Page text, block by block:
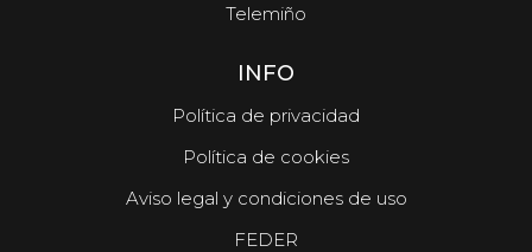
Telemiño
INFO
Política de privacidad
Política de cookies
Aviso legal y condiciones de uso
FEDER